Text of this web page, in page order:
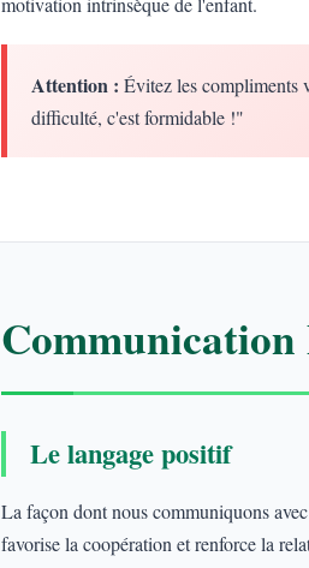
Attention : Évitez les compliments
difficulté, c'est formidable !"
Le langage positif
La façon dont nous communiquons
favorise la coopération et renforce la